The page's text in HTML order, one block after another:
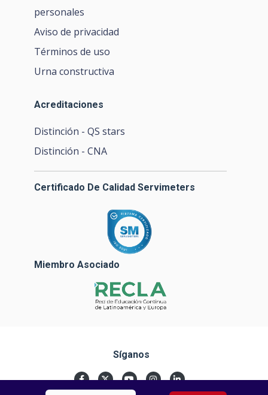
personales
Aviso de privacidad
Términos de uso
Urna constructiva
Acreditaciones
Distinción - QS stars
Distinción - CNA
Certificado De Calidad Servimeters
Miembro Asociado
Síganos